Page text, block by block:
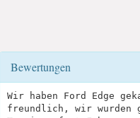
Bewertungen
Wir haben Ford Edge
freundlich, wir wurden